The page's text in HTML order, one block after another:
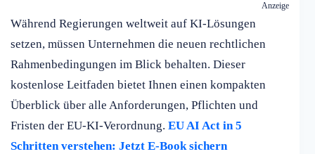
Anzeige
Während Regierungen weltweit auf KI-Lösungen
setzen, müssen Unternehmen die neuen rechtlichen
Rahmenbedingungen im Blick behalten. Dieser
kostenlose Leitfaden bietet Ihnen einen kompakten
Überblick über alle Anforderungen, Pflichten und
Fristen der EU-KI-Verordnung. EU AI Act in 5
Schritten verstehen: Jetzt E-Book sichern